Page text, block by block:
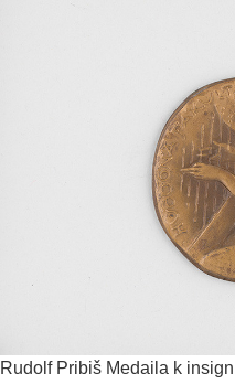
Rudolf Pribiš Medaila k